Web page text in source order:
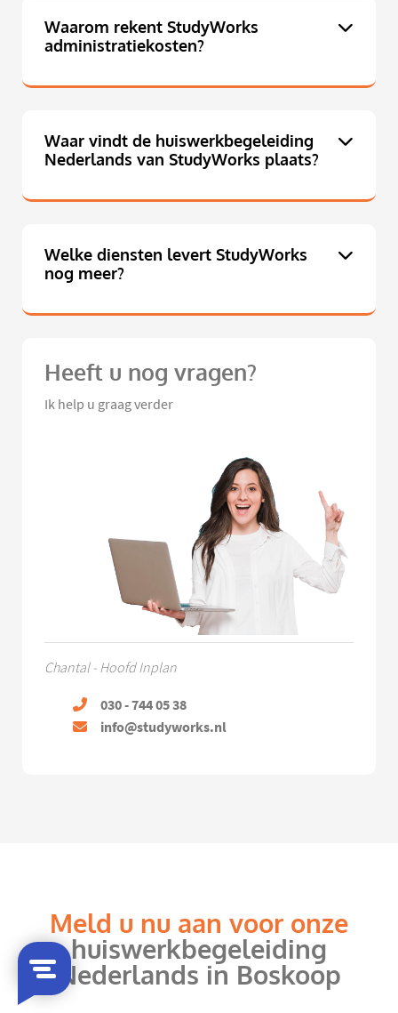
Waarom rekent StudyWorks
administratiekosten?
Waar vindt de huiswerkbegeleiding
Nederlands van StudyWorks plaats?
Welke diensten levert StudyWorks
nog meer?
Heeft u nog vragen?
Ik help u graag verder
Chantal - Hoofd Inplan
030 - 744 05 38
info@studyworks.nl
Meld u nu aan voor onze
huiswerkbegeleiding
Nederlands in Boskoop